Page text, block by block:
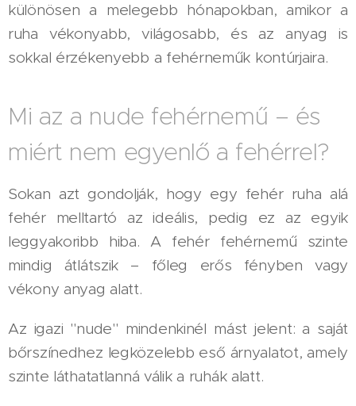
különösen a melegebb hónapokban, amikor a
ruha vékonyabb, világosabb, és az anyag is
sokkal érzékenyebb a fehérneműk kontúrjaira.
Mi az a nude fehérnemű – és
miért nem egyenlő a fehérrel?
Sokan azt gondolják, hogy egy fehér ruha alá
fehér melltartó az ideális, pedig ez az egyik
leggyakoribb hiba. A fehér fehérnemű szinte
mindig átlátszik – főleg erős fényben vagy
vékony anyag alatt.
Az igazi "nude" mindenkinél mást jelent: a saját
bőrszínedhez legközelebb eső árnyalatot, amely
szinte láthatatlanná válik a ruhák alatt.